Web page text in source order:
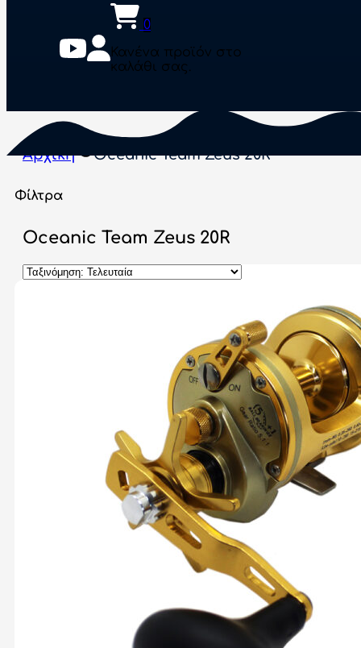
0
Κανένα προϊόν στο
καλάθι σας.
Αρχική Oceanic Team Zeus 20R
Φίλτρα
Oceanic Team Zeus 20R